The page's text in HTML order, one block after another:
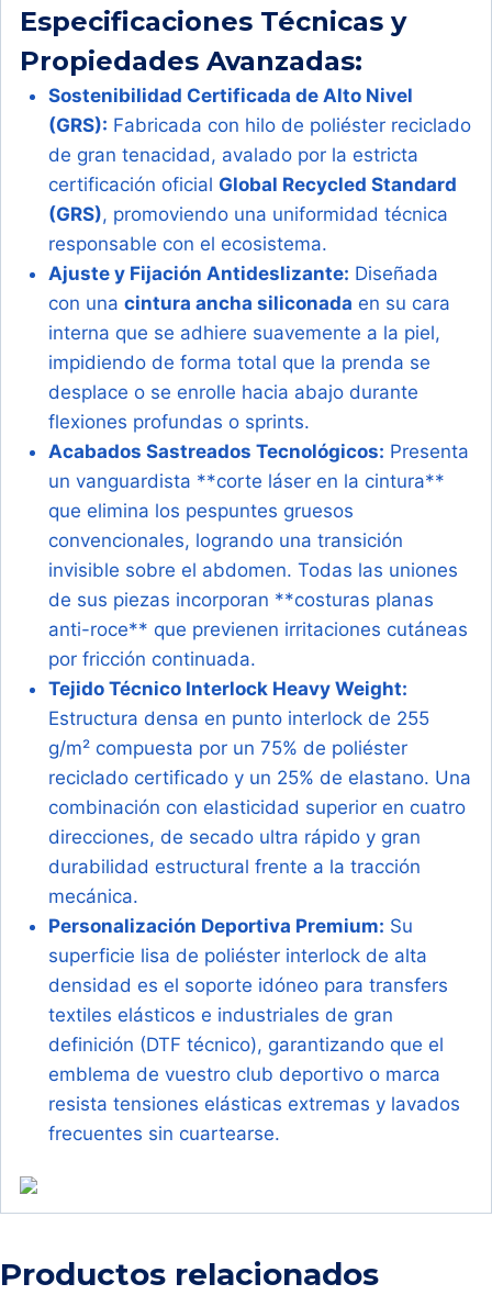
Especificaciones Técnicas y
Propiedades Avanzadas:
Sostenibilidad Certificada de Alto Nivel
(GRS): Fabricada con hilo de poliéster reciclado
de gran tenacidad, avalado por la estricta
certificación oficial Global Recycled Standard
(GRS), promoviendo una uniformidad técnica
responsable con el ecosistema.
Ajuste y Fijación Antideslizante: Diseñada
con una cintura ancha siliconada en su cara
interna que se adhiere suavemente a la piel,
impidiendo de forma total que la prenda se
desplace o se enrolle hacia abajo durante
flexiones profundas o sprints.
Acabados Sastreados Tecnológicos: Presenta
un vanguardista **corte láser en la cintura**
que elimina los pespuntes gruesos
convencionales, logrando una transición
invisible sobre el abdomen. Todas las uniones
de sus piezas incorporan **costuras planas
anti-roce** que previenen irritaciones cutáneas
por fricción continuada.
Tejido Técnico Interlock Heavy Weight:
Estructura densa en punto interlock de 255
g/m² compuesta por un 75% de poliéster
reciclado certificado y un 25% de elastano. Una
combinación con elasticidad superior en cuatro
direcciones, de secado ultra rápido y gran
durabilidad estructural frente a la tracción
mecánica.
Personalización Deportiva Premium: Su
superficie lisa de poliéster interlock de alta
densidad es el soporte idóneo para transfers
textiles elásticos e industriales de gran
definición (DTF técnico), garantizando que el
emblema de vuestro club deportivo o marca
resista tensiones elásticas extremas y lavados
frecuentes sin cuartearse.
Productos relacionados